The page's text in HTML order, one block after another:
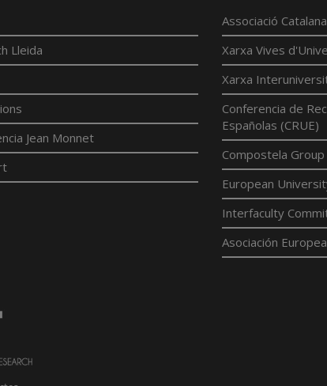
Lleida
Jean Monnet
Associació
Xarxa Vives
Xarxa
Conferencia de
Españolas (CRUE)
Compostela
European
Interfaculty
Asociación